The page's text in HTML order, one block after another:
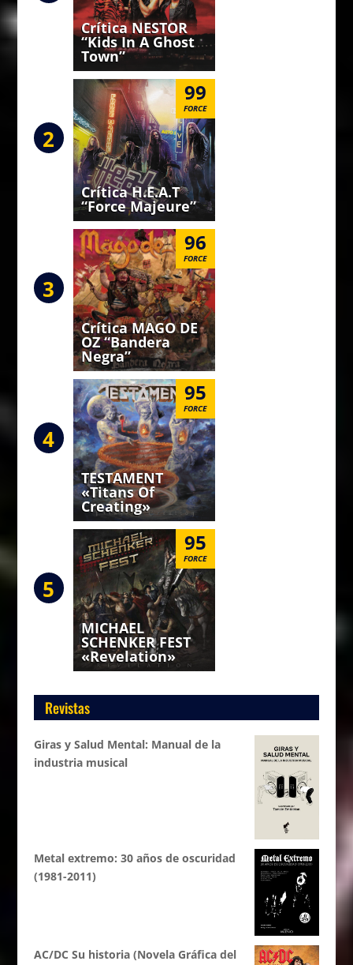
Crítica NESTOR
“Kids In A Ghost
Town”
2
99
FORCE
Crítica H.E.A.T
“Force Majeure”
3
96
FORCE
Crítica MAGO DE
OZ “Bandera
Negra”
4
95
FORCE
TESTAMENT
«Titans Of
Creating»
5
95
FORCE
MICHAEL
SCHENKER FEST
«Revelation»
Revistas
Giras y Salud Mental: Manual de la
industria musical
Metal extremo: 30 años de oscuridad
(1981-2011)
AC/DC Su historia (Novela Gráfica del